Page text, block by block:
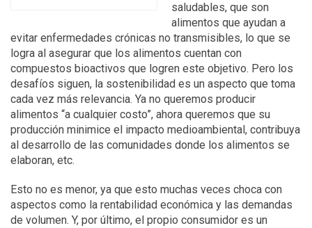
saludables, que son
alimentos que ayudan a
evitar enfermedades crónicas no transmisibles, lo que se
logra al asegurar que los alimentos cuentan con
compuestos bioactivos que logren este objetivo. Pero los
desafíos siguen, la sostenibilidad es un aspecto que toma
cada vez más relevancia. Ya no queremos producir
alimentos “a cualquier costo”, ahora queremos que su
producción minimice el impacto medioambiental, contribuya
al desarrollo de las comunidades donde los alimentos se
elaboran, etc.
Esto no es menor, ya que esto muchas veces choca con
aspectos como la rentabilidad económica y las demandas
de volumen. Y, por último, el propio consumidor es un